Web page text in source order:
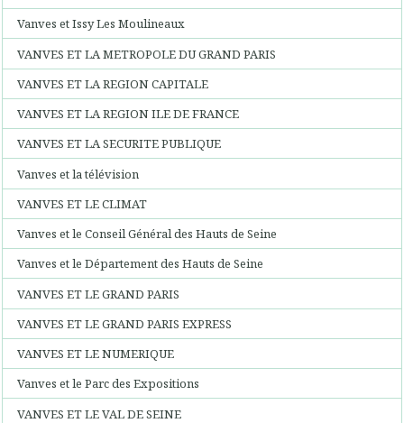
Vanves et Issy Les Moulineaux
VANVES ET LA METROPOLE DU GRAND PARIS
VANVES ET LA REGION CAPITALE
VANVES ET LA REGION ILE DE FRANCE
VANVES ET LA SECURITE PUBLIQUE
Vanves et la télévision
VANVES ET LE CLIMAT
Vanves et le Conseil Général des Hauts de Seine
Vanves et le Département des Hauts de Seine
VANVES ET LE GRAND PARIS
VANVES ET LE GRAND PARIS EXPRESS
VANVES ET LE NUMERIQUE
Vanves et le Parc des Expositions
VANVES ET LE VAL DE SEINE